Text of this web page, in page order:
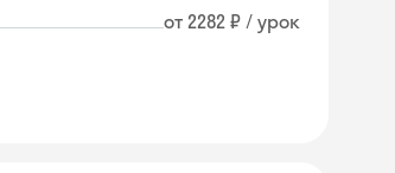
от 2282 ₽ / урок